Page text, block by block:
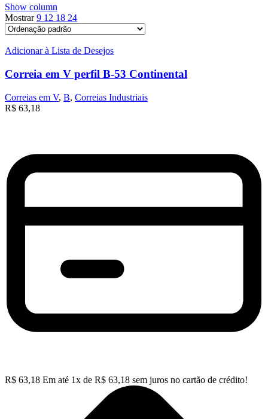
Show column
Mostrar9 12 18 24
Adicionar à Lista de Desejos
Correia em V perfil B-53 Continental
Correias em V, B, Correias Industriais
R$ 63,18
R$ 63,18 Em até 1x de R$ 63,18 sem juros no cartão de crédito!